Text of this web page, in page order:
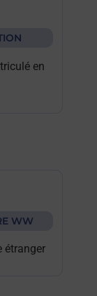
en
WW
étranger